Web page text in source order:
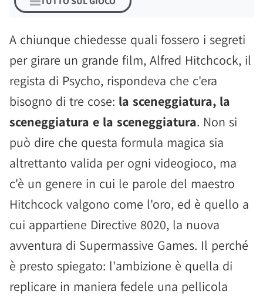
A chiunque chiedesse quali fossero i segreti
per girare un grande film, Alfred Hitchcock, il
regista di Psycho, rispondeva che c'era
bisogno di tre cose: la sceneggiatura, la
sceneggiatura e la sceneggiatura. Non si
può dire che questa formula magica sia
altrettanto valida per ogni videogioco, ma
c'è un genere in cui le parole del maestro
Hitchcock valgono come l'oro, ed è quello a
cui appartiene Directive 8020, la nuova
avventura di Supermassive Games. Il perché
è presto spiegato: l'ambizione è quella di
replicare in maniera fedele una pellicola